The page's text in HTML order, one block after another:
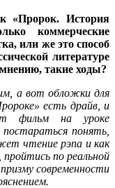
«Пророк. История
коммерческие
или же это способ
литературе
такие ходы?
а вот обложки для
есть драйв, и
фильм на уроке
понять,
чтение рэпа и как
пройтись по реальной
современности